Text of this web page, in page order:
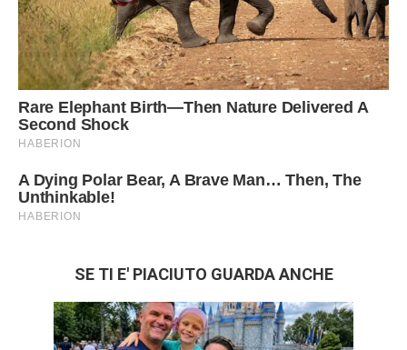
SE TI E' PIACIUTO GUARDA ANCHE